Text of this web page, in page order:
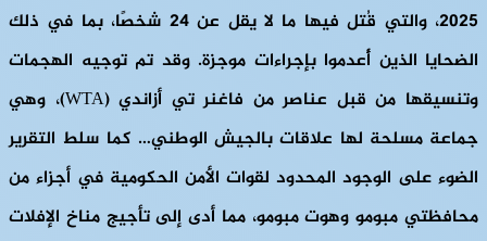
2025، والتي قُتل فيها ما لا يقل عن 24 شخصًا، بما في ذلك
الضحايا الذين أُعدموا بإجراءات موجزة. وقد تم توجيه الهجمات
وتنسيقها من قبل عناصر من فاغنر تي أزاندي (WTA)، وهي
جماعة مسلحة لها علاقات بالجيش الوطني… كما سلط التقرير
الضوء على الوجود المحدود لقوات الأمن الحكومية في أجزاء من
محافظتي مبومو وهوت مبومو، مما أدى إلى تأجيج مناخ الإفلات